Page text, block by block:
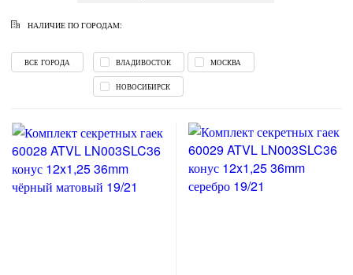
НАЛИЧИЕ ПО ГОРОДАМ:
ВСЕ ГОРОДА ВЛАДИВОСТОК МОСКВА
НОВОСИБИРСК